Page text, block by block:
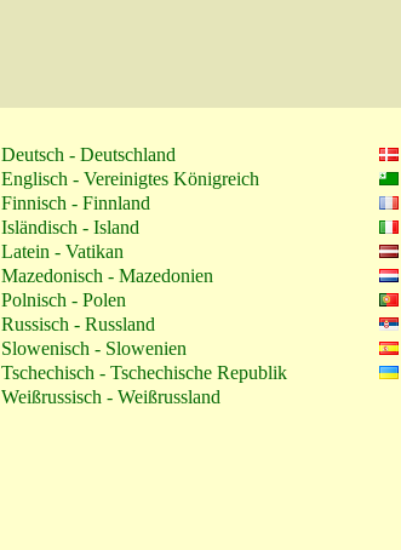
Deutsch - Deutschland
Englisch - Vereinigtes Königreich
Finnisch - Finnland
Isländisch - Island
Latein - Vatikan
Mazedonisch - Mazedonien
Polnisch - Polen
Russisch - Russland
Slowenisch - Slowenien
Tschechisch - Tschechische Republik
Weißrussisch - Weißrussland